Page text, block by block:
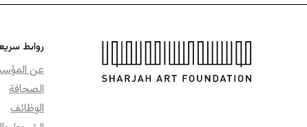
روابط
عن
الصحافة
الوظائف